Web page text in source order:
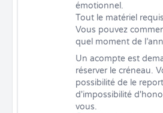
Un acompte est
réserver le créneau.
possibilité de le
d'impossibilité
vous.
émotionnel.
Tout le matériel
Vous pouvez
quel moment de